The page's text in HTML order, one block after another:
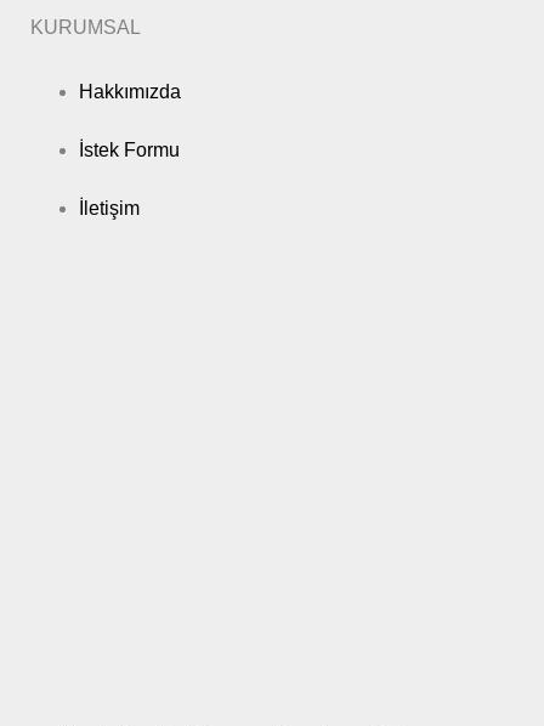
KURUMSAL
Hakkımızda
İstek Formu
İletişim